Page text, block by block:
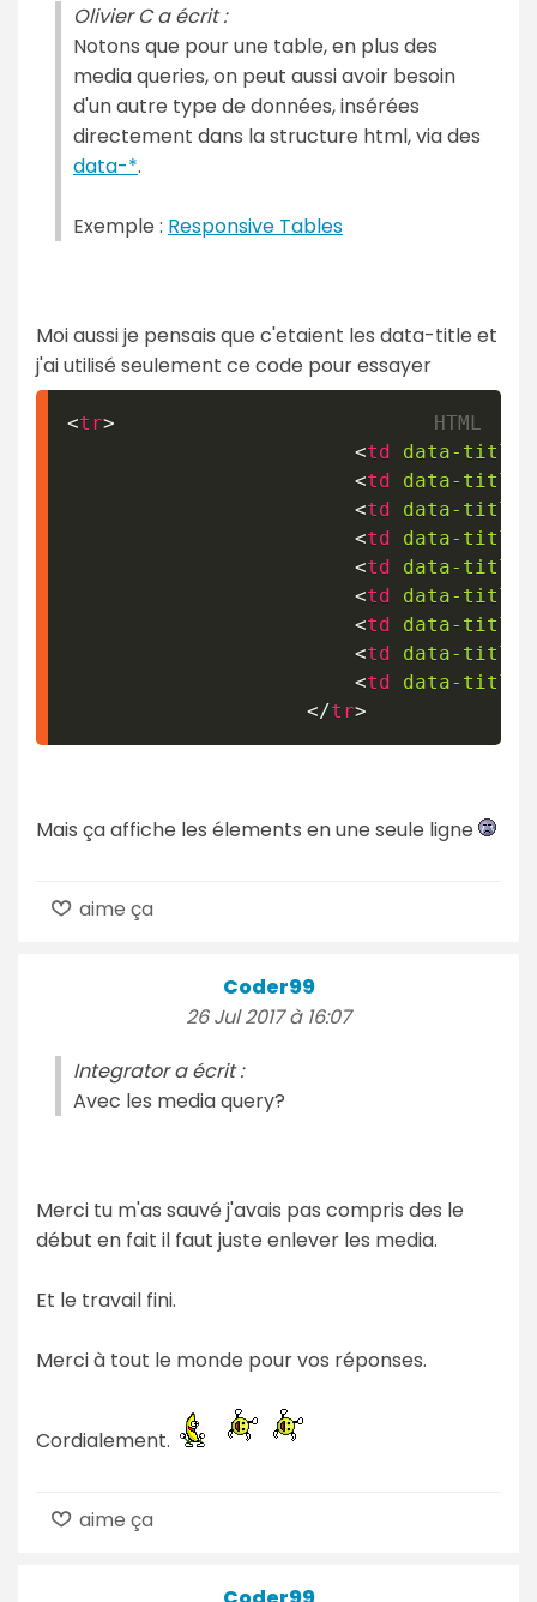
Olivier C a écrit :
Notons que pour une table, en plus des
media queries, on peut aussi avoir besoin
d'un autre type de données, insérées
directement dans la structure html, via des
data-*.
Exemple : Responsive Tables
Moi aussi je pensais que c'etaient les data-title et
j'ai utilisé seulement ce code pour essayer
<tr>
<td data-title
<td data-title
<td data-title
<td data-title
<td data-title
<td data-title
<td data-title
<td data-title
<td data-title
</tr>
Mais ça affiche les élements en une seule ligne
aime ça
Coder99
26 Jul 2017 à 16:07
Integrator a écrit :
Avec les media query?
Merci tu m'as sauvé j'avais pas compris des le
début en fait il faut juste enlever les media.
Et le travail fini.
Merci à tout le monde pour vos réponses.
Cordialement.
aime ça